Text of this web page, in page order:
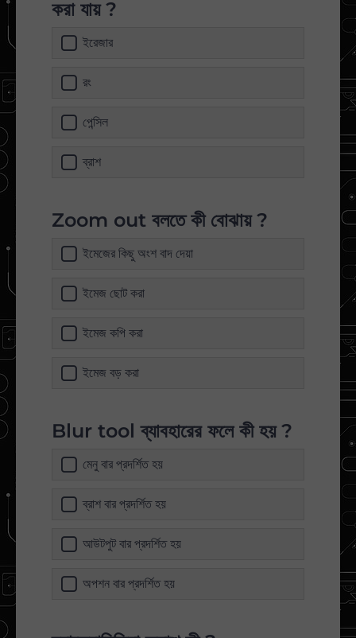
করা যায় ?
ইরেজার
রং
পেন্সিল
ব্রাশ
Zoom out বলতে কী বোঝায় ?
ইমেজের কিছু অংশ বাদ দেয়া
ইমেজ ছোট করা
ইমেজ কপি করা
ইমেজ বড় করা
Blur tool ব্যাবহারের ফলে কী হয় ?
মেনু বার প্রদর্শিত হয়
ব্রাশ বার প্রদর্শিত হয়
আউটপুট বার প্রদর্শিত হয়
অপশন বার প্রদর্শিত হয়